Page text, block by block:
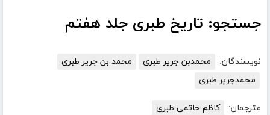
جستجو: تاریخ طبری جلد هفتم
نویسندگان: محمدبن جریر طبری
محمد بن جریر طبری
محمدجریر طبری
مترجمان: کاظم حاتمی طبری